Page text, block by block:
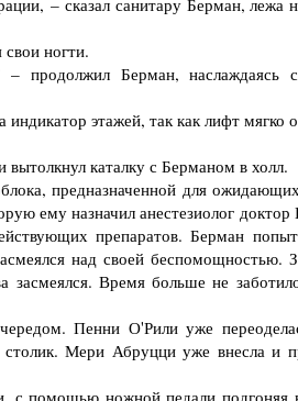
– сказал санитару Берман, лежа
ногти.
Берман, наслаждаясь
этажей, так как лифт мягко
каталку с Берманом в холл.
предназначенной для
ему назначил анестезиолог
препаратов. Берман
над своей беспомощностью.
Время больше не
Пенни О'Рили уже
Мери Абруцци уже внесла и
помощью ножной педали подгоняя